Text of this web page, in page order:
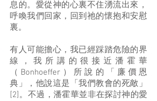
息的。愛從神的心裏不住湧流出來，
呼喚我們回家，回到祂的懷抱和安慰
裏。
有人可能擔心，我已經踩踏危險的界
線，我所講的很接近潘霍華
（Bonhoeffer）所說的「廉價恩
典」，他說這是「我們教會的死敵」
[2]。不過，潘霍華並非在探討神的愛